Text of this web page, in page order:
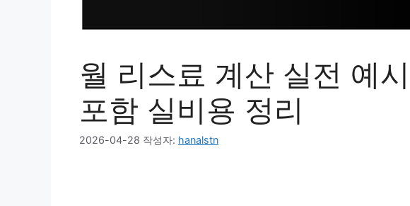
월 리스료 계산 실전 예
포함 실비용 정리
2026-04-28 작성자: hanalstn